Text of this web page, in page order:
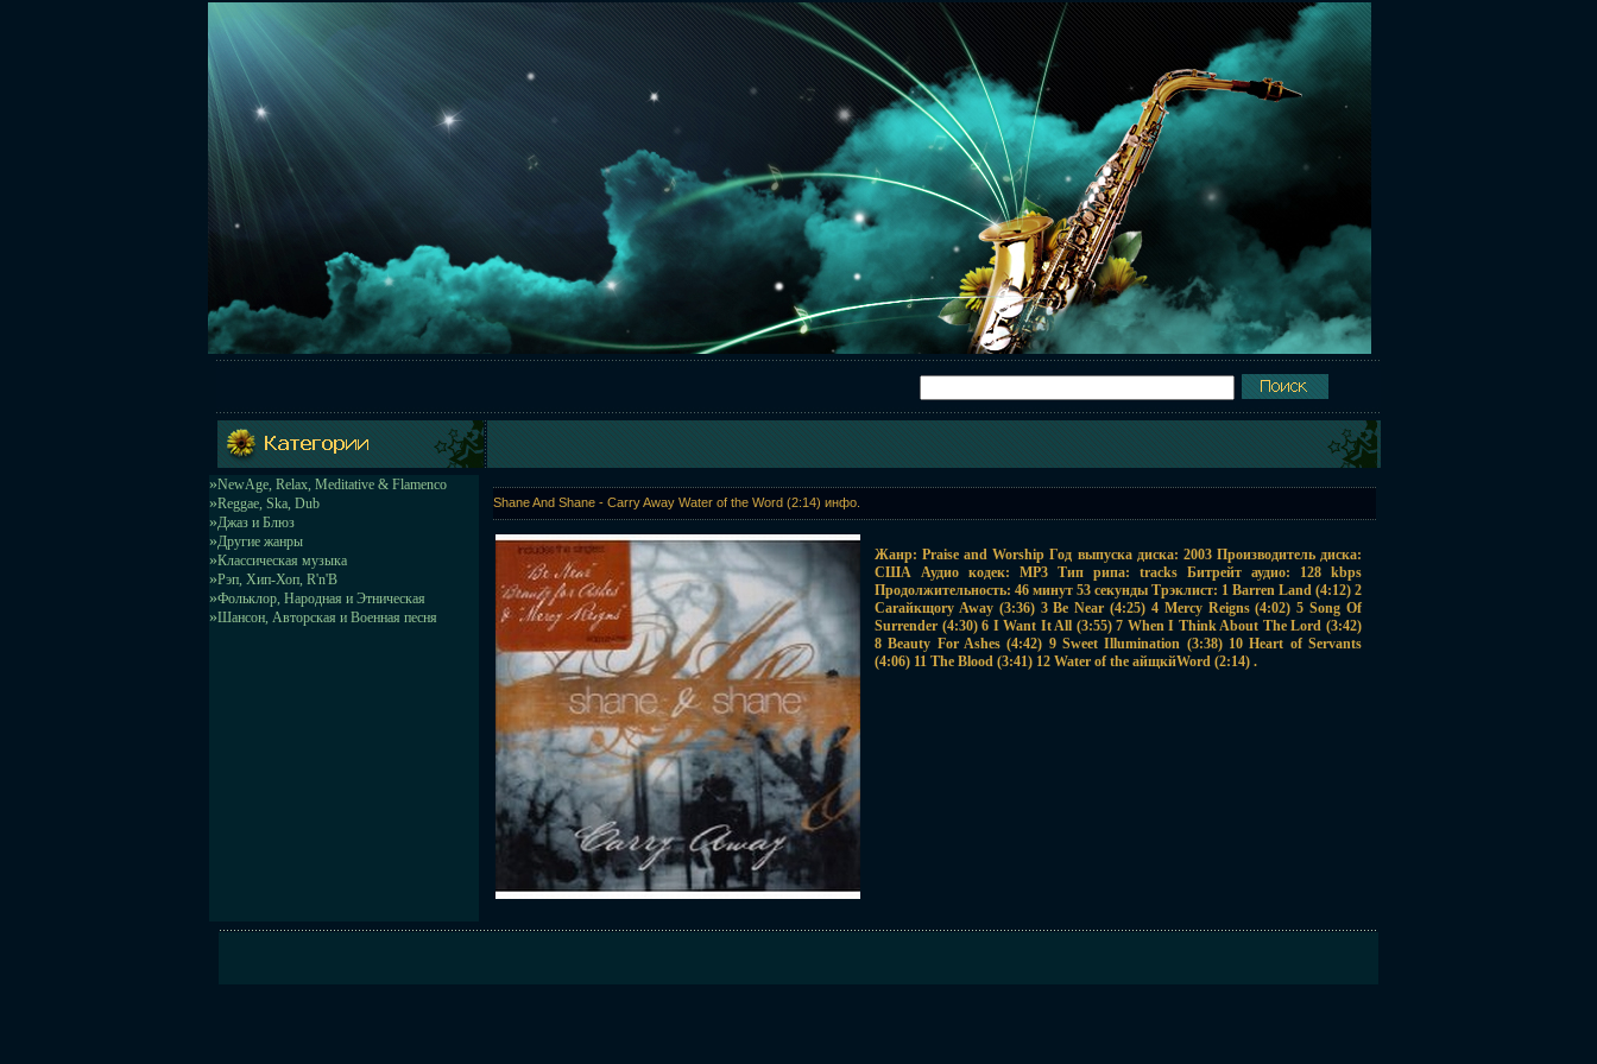
»NewAge, Relax, Meditative & Flamenco
»Reggae, Ska, Dub
»Джаз и Блюз
»Другие жанры
»Классическая музыка
»Рэп, Хип-Хоп, R'n'B
»Фольклор, Народная и Этническая
»Шансон, Авторская и Военная песня
Shane And Shane - Carry Away Water of the Word (2:14) инфо.
Жанр: Praise and Worship Год выпуска диска: 2003 Производитель диска:
США Аудио кодек: MP3 Тип рипа: tracks Битрейт аудио: 128 kbps
Продолжительность: 46 минут 53 секунды Трэклист: 1 Barren Land (4:12) 2
Carайкщоry Away (3:36) 3 Be Near (4:25) 4 Mercy Reigns (4:02) 5 Song Of
Surrender (4:30) 6 I Want It All (3:55) 7 When I Think About The Lord (3:42)
8 Beauty For Ashes (4:42) 9 Sweet Illumination (3:38) 10 Heart of Servants
(4:06) 11 The Blood (3:41) 12 Water of the айщкйWord (2:14) .